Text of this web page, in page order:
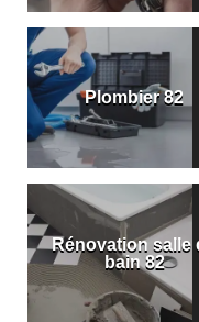
Plombier 82
Rénovation salle
bain 82